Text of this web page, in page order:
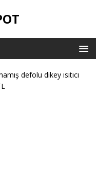
defolu dikey ısıtıcı